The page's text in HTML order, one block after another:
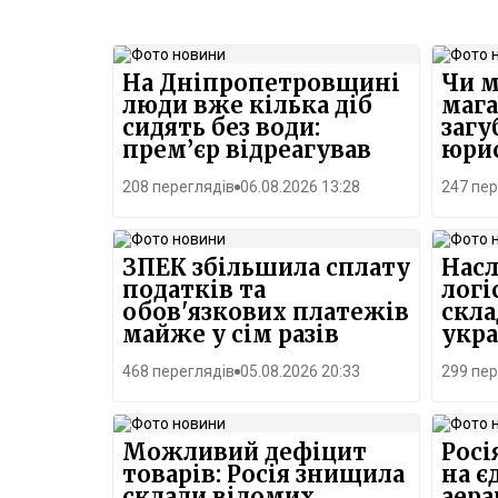
На Дніпропетровщині
люди вже кілька діб
сидять без води:
прем’єр відреагував
208 переглядів 06.08.2026 13:28
Чи
247
ЗПЕК збільшила сплату
податків та
обов'язкових платежів
майже у сім разів
468 переглядів 05.08.2026 20:33 299
Можливий дефіцит
товарів: Росія знищила
на